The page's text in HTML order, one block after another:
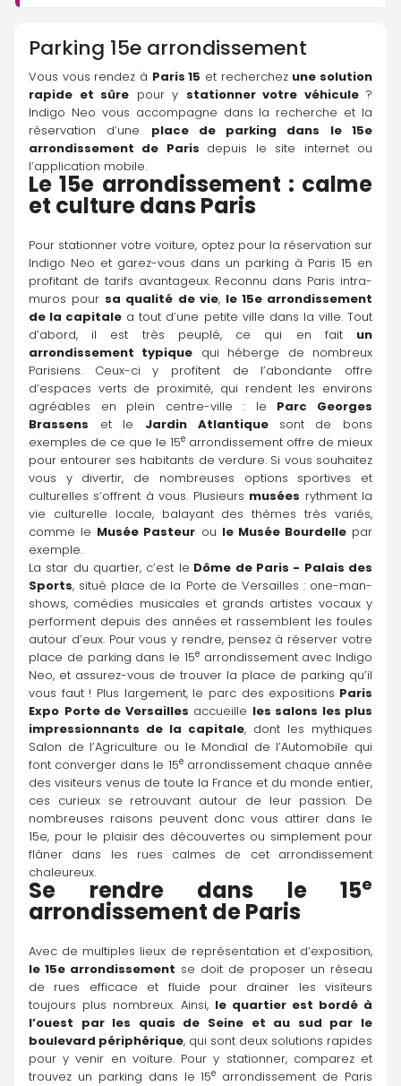
Parking 15e arrondissement
Vous vous rendez à Paris 15 et recherchez une solution
rapide et sûre pour y stationner votre véhicule ?
Indigo Neo vous accompagne dans la recherche et la
réservation d’une place de parking dans le 15e
arrondissement de Paris depuis le site internet ou
l’application mobile.
Le 15e arrondissement : calme
et culture dans Paris
Pour stationner votre voiture, optez pour la réservation sur
Indigo Neo et garez-vous dans un parking à Paris 15 en
profitant de tarifs avantageux. Reconnu dans Paris intra-
muros pour sa qualité de vie, le 15e arrondissement
de la capitale a tout d’une petite ville dans la ville. Tout
d’abord, il est très peuplé, ce qui en fait un
arrondissement typique qui héberge de nombreux
Parisiens. Ceux-ci y profitent de l’abondante offre
d’espaces verts de proximité, qui rendent les environs
agréables en plein centre-ville : le Parc Georges
Brassens et le Jardin Atlantique sont de bons
exemples de ce que le 15e arrondissement offre de mieux
pour entourer ses habitants de verdure. Si vous souhaitez
vous y divertir, de nombreuses options sportives et
culturelles s’offrent à vous. Plusieurs musées rythment la
vie culturelle locale, balayant des thèmes très variés,
comme le Musée Pasteur ou le Musée Bourdelle par
exemple.
La star du quartier, c’est le Dôme de Paris - Palais des
Sports, situé place de la Porte de Versailles : one-man-
shows, comédies musicales et grands artistes vocaux y
performent depuis des années et rassemblent les foules
autour d’eux. Pour vous y rendre, pensez à réserver votre
place de parking dans le 15e arrondissement avec Indigo
Neo, et assurez-vous de trouver la place de parking qu’il
vous faut ! Plus largement, le parc des expositions Paris
Expo Porte de Versailles accueille les salons les plus
impressionnants de la capitale, dont les mythiques
Salon de l’Agriculture ou le Mondial de l’Automobile qui
font converger dans le 15e arrondissement chaque année
des visiteurs venus de toute la France et du monde entier,
ces curieux se retrouvant autour de leur passion. De
nombreuses raisons peuvent donc vous attirer dans le
15e, pour le plaisir des découvertes ou simplement pour
flâner dans les rues calmes de cet arrondissement
chaleureux.
Se rendre dans le 15e
arrondissement de Paris
le 15e arrondissement se doit de proposer un réseau
de rues efficace et fluide pour drainer les visiteurs
toujours plus nombreux. Ainsi, le quartier est bordé à
l’ouest par les quais de Seine et au sud par le
boulevard périphérique, qui sont deux solutions rapides
pour y venir en voiture. Pour y stationner, comparez et
trouvez un parking dans le 15e
arrondissement de Paris